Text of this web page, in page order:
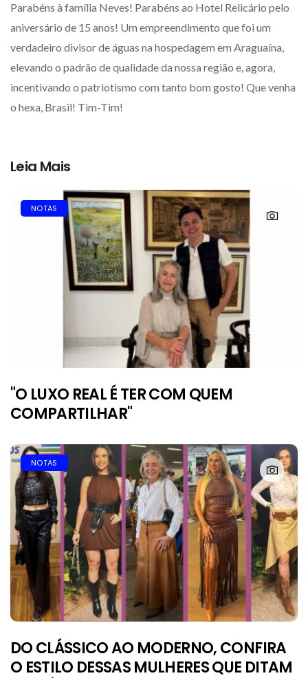
Parabéns à família Neves! Parabéns ao Hotel Relicário pelo
aniversário de 15 anos! Um empreendimento que foi um
verdadeiro divisor de águas na hospedagem em Araguaína,
elevando o padrão de qualidade da nossa região e, agora,
incentivando o patriotismo com tanto bom gosto! Que venha
o hexa, Brasil! Tim-Tim!
Leia Mais
NOTAS
"O LUXO REAL É TER COM QUEM
COMPARTILHAR"
NOTAS
DO CLÁSSICO AO MODERNO, CONFIRA
O ESTILO DESSAS MULHERES QUE DITAM